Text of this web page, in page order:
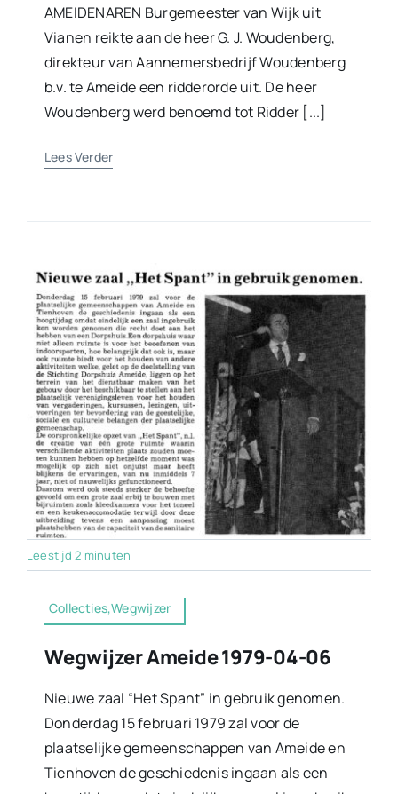
AMEIDENAREN Burgemeester van Wijk uit
Vianen reikte aan de heer G. J. Woudenberg,
direkteur van Aannemersbedrijf Woudenberg
b.v. te Ameide een ridderorde uit. De heer
Woudenberg werd benoemd tot Ridder [...]
Lees Verder
Leestijd 2 minuten
Collecties,Wegwijzer
Wegwijzer Ameide 1979-04-06
Nieuwe zaal “Het Spant” in gebruik genomen.
Donderdag 15 februari 1979 zal voor de
plaatselijke gemeenschappen van Ameide en
Tienhoven de geschiedenis ingaan als een